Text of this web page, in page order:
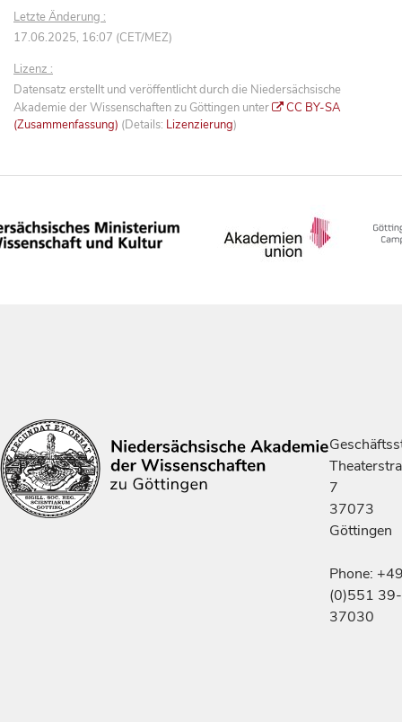
Letzte Änderung :
17.06.2025, 16:07 (CET/MEZ)
Lizenz :
Datensatz erstellt und veröffentlicht durch die Niedersächsische
Akademie der Wissenschaften zu Göttingen unter
CC BY-SA
(Zusammenfassung) (Details: Lizenzierung)
7
37073
Göttingen
Phone:
(0)551 39-
37030